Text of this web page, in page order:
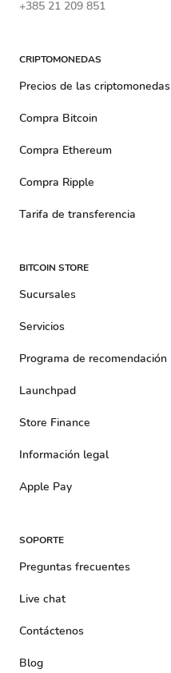
+385 21 209 851
CRIPTOMONEDAS
Precios de las criptomonedas
Compra Bitcoin
Compra Ethereum
Compra Ripple
Tarifa de transferencia
BITCOIN STORE
Sucursales
Servicios
Programa de recomendación
Launchpad
Store Finance
Información legal
Apple Pay
SOPORTE
Preguntas frecuentes
Live chat
Contáctenos
Blog